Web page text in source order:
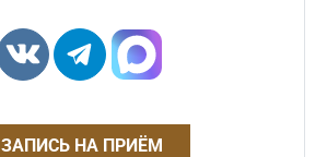
ЗАПИСЬ НА ПРИЁМ